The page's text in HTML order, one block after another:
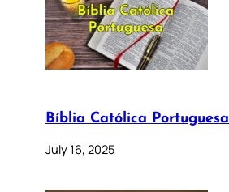
Bíblia Católica Portuguesa
July 16, 2025